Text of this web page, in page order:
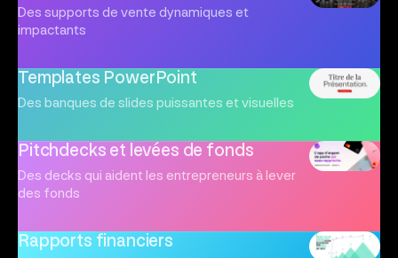
Des supports de vente dynamiques et
impactants
Templates PowerPoint
Des banques de slides puissantes et visuelles
Pitchdecks et levées de fonds
Des decks qui aident les entrepreneurs à lever
des fonds
Rapports financiers